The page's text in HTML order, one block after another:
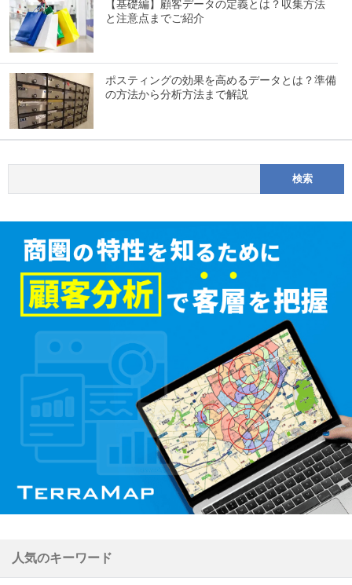
【基礎編】顧客データの定義とは？収集方法
と注意点までご紹介
ポスティングの効果を高めるデータとは？準備
の方法から分析方法まで解説
人気のキーワード